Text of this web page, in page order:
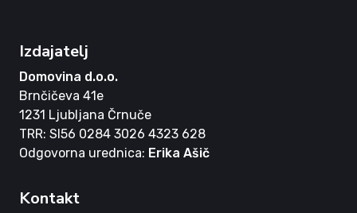
Izdajatelj
Domovina d.o.o.
Brnčičeva 41e
1231 Ljubljana Črnuče
TRR: SI56 0284 3026 4323 628
Odgovorna urednica: Erika Ašič
Kontakt